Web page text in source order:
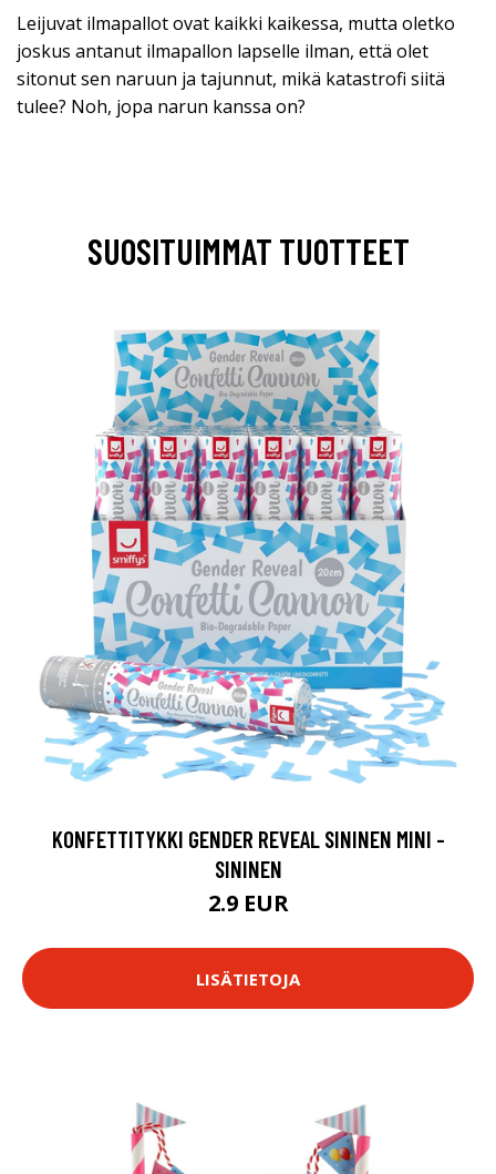
Leijuvat ilmapallot ovat kaikki kaikessa, mutta oletko
joskus antanut ilmapallon lapselle ilman, että olet
sitonut sen naruun ja tajunnut, mikä katastrofi siitä
tulee? Noh, jopa narun kanssa on?
SUOSITUIMMAT TUOTTEET
KONFETTITYKKI GENDER REVEAL SININEN MINI -
SININEN
2.9 EUR
LISÄTIETOJA